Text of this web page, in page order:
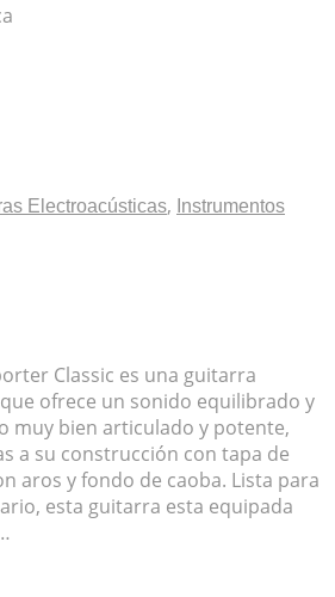
Electroacústicas, Instrumentos
Classic es una guitarra
ofrece un sonido equilibrado y
muy bien articulado y potente,
a su construcción con tapa de
aros y fondo de caoba. Lista para
esta guitarra esta equipada